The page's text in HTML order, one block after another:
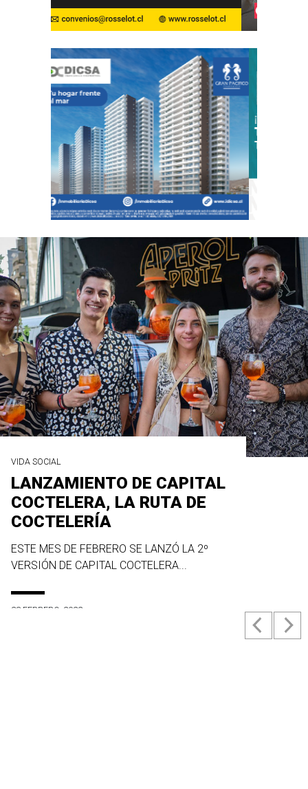
VIDA SOCIAL
LANZAMIENTO DE CAPITAL
COCTELERA, LA RUTA DE
COCTELERÍA
ESTE MES DE FEBRERO SE LANZÓ LA 2º
VERSIÓN DE CAPITAL COCTELERA...
23 FEBRERO, 2022